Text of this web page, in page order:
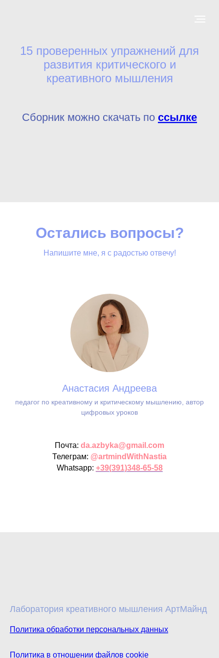
15 проверенных упражнений для
развития критического и
креативного мышления
Сборник можно скачать по ссылке
Остались вопросы?
Напишите мне, я с радостью отвечу!
Анастасия Андреева
педагог по креативному и критическому мышлению, автор
цифровых уроков
Почта: da.azbyka@gmail.com
Телеграм: @artmindWithNastia
Whatsapp: +39(391)348-65-58
Лаборатория креативного мышления АртМайнд
Политика обработки персональных данных
Политика в отношении файлов cookie